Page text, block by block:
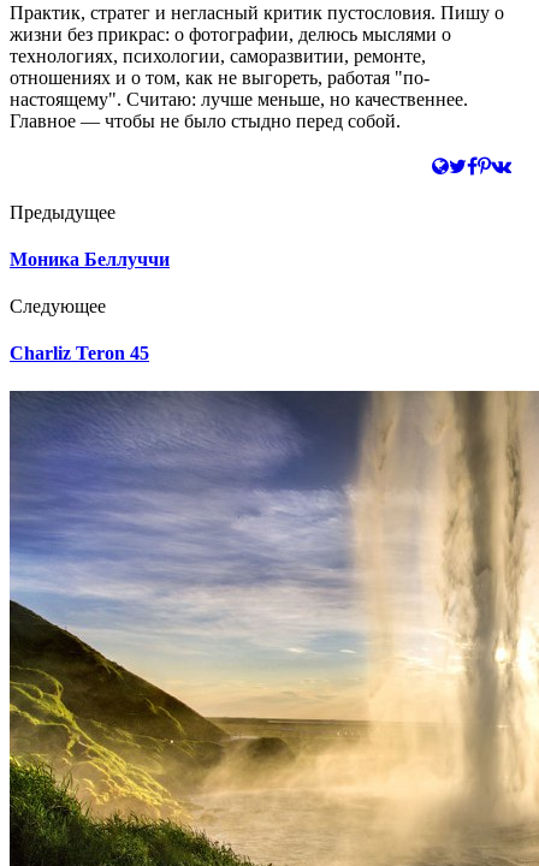
Практик, стратег и негласный критик пустословия. Пишу о
жизни без прикрас: о фотографии, делюсь мыслями о
технологиях, психологии, саморазвитии, ремонте,
отношениях и о том, как не выгореть, работая "по-
настоящему". Считаю: лучше меньше, но качественнее.
Главное — чтобы не было стыдно перед собой.
Предыдущее
Моника Беллуччи
Следующее
Charliz Teron 45